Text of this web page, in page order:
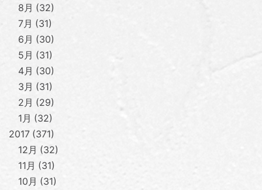
8月
32
7月
31
6月
30
5月
31
4月
30
3月
31
2月
29
1月
32
2017 371
12月
32
11月
31
10月
31